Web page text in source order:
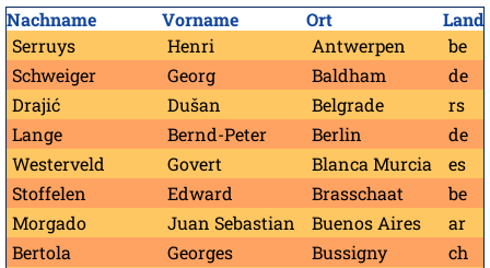
Nachname Vorname Ort
Land
Serruys
Henri Antwerpen
be
Schweiger
Georg Baldham
de
Drajić
Dušan Belgrade
rs
Lange
Bernd-Peter Berlin
de
Westerveld
Govert Blanca Murcia
es
Stoffelen
Edward Brasschaat
be
Morgado
Juan Sebastian Buenos Aires
ar
Bertola
Georges Bussigny
ch